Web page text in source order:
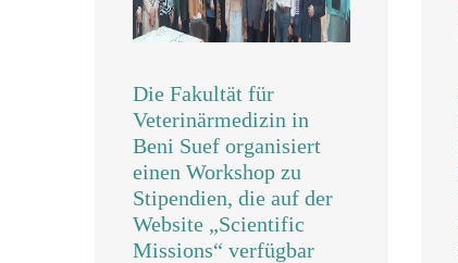
Die Fakultät für
Veterinärmedizin in
Beni Suef organisiert
einen Workshop zu
Stipendien, die auf der
Website „Scientific
Missions“ verfügbar